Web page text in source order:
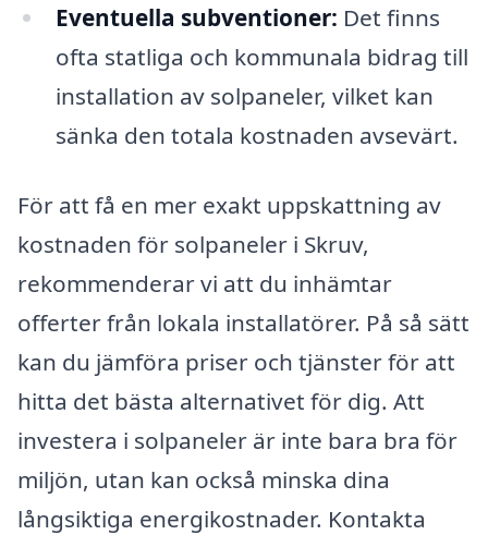
Eventuella subventioner: Det finns
ofta statliga och kommunala bidrag till
installation av solpaneler, vilket kan
sänka den totala kostnaden avsevärt.
För att få en mer exakt uppskattning av
kostnaden för solpaneler i Skruv,
rekommenderar vi att du inhämtar
offerter från lokala installatörer. På så sätt
kan du jämföra priser och tjänster för att
hitta det bästa alternativet för dig. Att
investera i solpaneler är inte bara bra för
miljön, utan kan också minska dina
långsiktiga energikostnader. Kontakta